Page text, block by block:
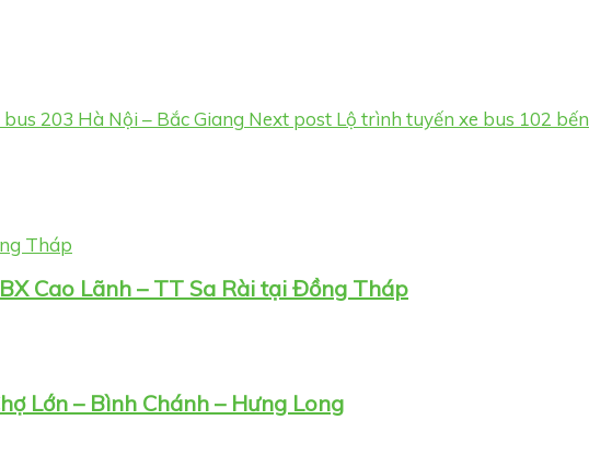
203 Hà Nội – Bắc Giang Next post Lộ trình tuyến xe bus 102 bến
Cao Lãnh – TT Sa Rài tại Đồng Tháp
Lớn – Bình Chánh – Hưng Long